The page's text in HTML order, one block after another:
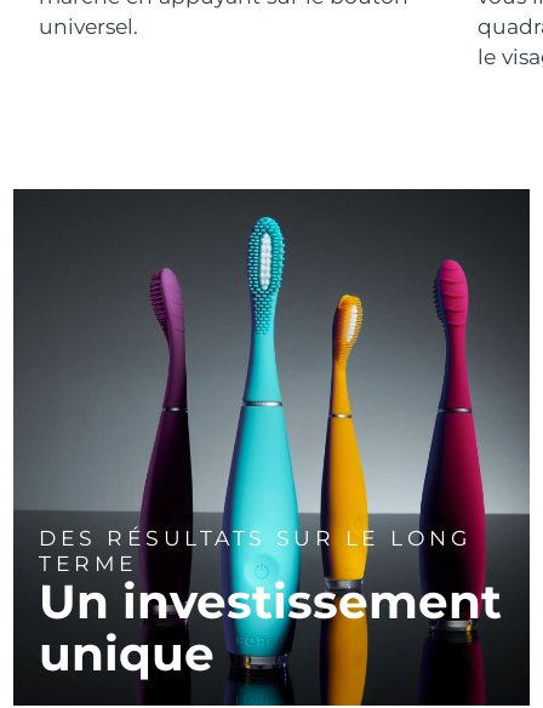
universel.
le
DES RÉSULTATS SUR LE LONG
TERME
Un investissement
unique